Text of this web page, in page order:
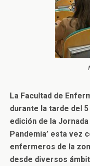
La Facultad de
durante la tarde del
edición de la
Pandemia’ esta vez
enfermeros de la
desde diversos